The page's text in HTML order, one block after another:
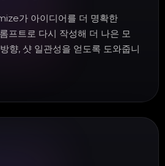
가 아이디어를 더 명확한
프트로 다시 작성해 더 나은 모
향, 샷 일관성을 얻도록 도와줍니